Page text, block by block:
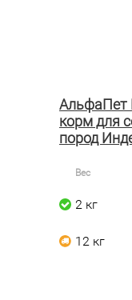
АльфаПет
корм для
пород
Вес
2 кг
12 кг